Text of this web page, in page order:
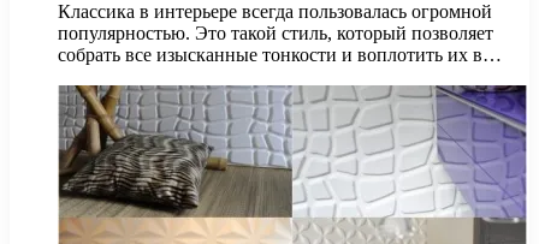
Классика в интерьере всегда пользовалась огромной
популярностью. Это такой стиль, который позволяет
собрать все изысканные тонкости и воплотить их в…